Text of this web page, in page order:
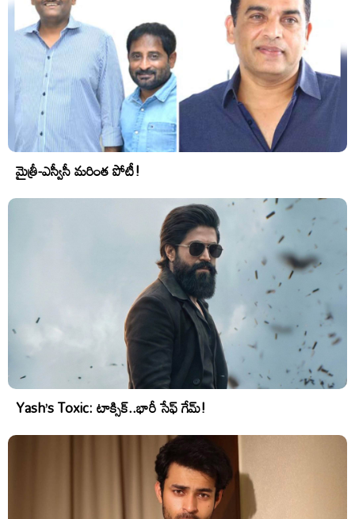
మైత్రీ-ఎస్వీసీ మరింత పోటీ!
Yash’s Toxic: టాక్సిక్..భారీ సేఫ్ గేమ్!